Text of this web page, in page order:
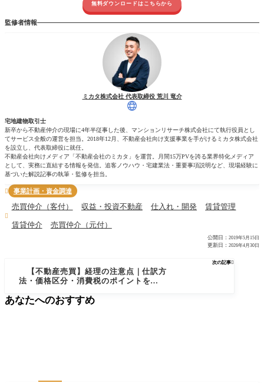
無料ダウンロードはこちらから
監修者情報
ミカタ株式会社 代表取締役 荒川 竜介
宅地建物取引士
新卒から不動産仲介の現場に4年半従事した後、マンションリサーチ株式会社にて執行役員とし
てサービス全般の運営を担当。2018年12月、不動産会社向け支援事業を手がけるミカタ株式会社
を設立し、代表取締役に就任。
不動産会社向けメディア「不動産会社のミカタ」を運営。月間15万PVを誇る業界特化メディア
として、実務に直結する情報を発信。追客ノウハウ・宅建業法・重要事項説明など、現場経験に
基づいた解説記事の執筆・監修を担当。
 事業計画・資金調達

売買仲介（客付） 収益・投資不動産 仕入れ・開発 賃貸管理
賃貸仲介 売買仲介（元付）
公開日： 2019年5月15日
更新日： 2026年4月30日
次の記事
【不動産売買】経理の注意点｜仕訳方
法・価格区分・消費税のポイントを徹底
あなたへのおすすめ